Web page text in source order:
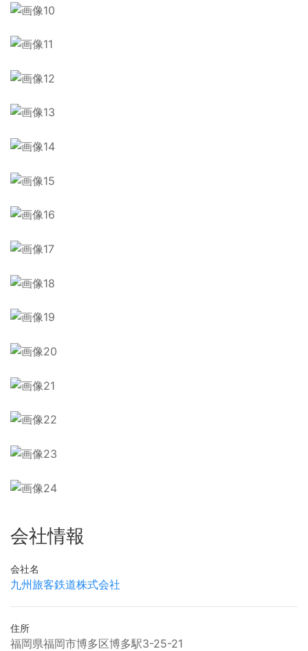
会社情報
会社名
九州旅客鉄道株式会社
住所
福岡県福岡市博多区博多駅3-25-21